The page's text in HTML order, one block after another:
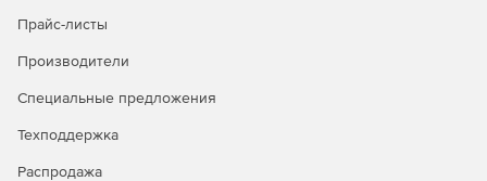
Прайс-листы
Производители
Специальные предложения
Техподдержка
Распродажа